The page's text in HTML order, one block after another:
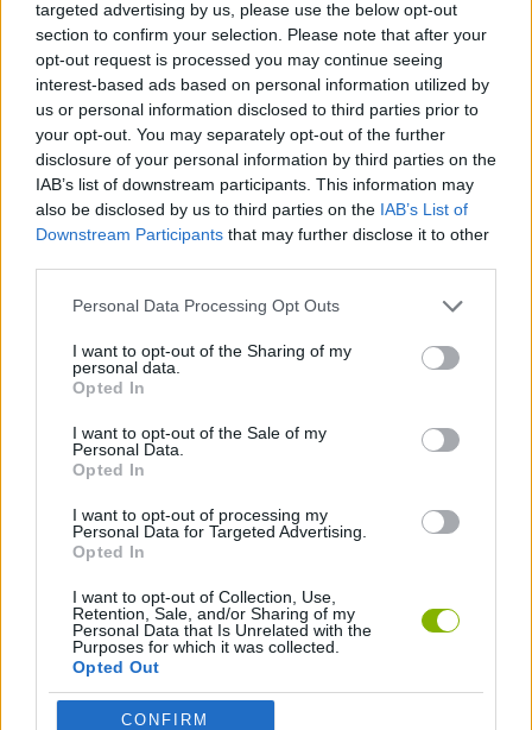
targeted advertising by us, please use the below opt-out
section to confirm your selection. Please note that after your
opt-out request is processed you may continue seeing
interest-based ads based on personal information utilized by
us or personal information disclosed to third parties prior to
your opt-out. You may separately opt-out of the further
disclosure of your personal information by third parties on the
IAB’s list of downstream participants. This information may
also be disclosed by us to third parties on the IAB’s List of
Downstream Participants that may further disclose it to other
Personal Data Processing Opt Outs
I want to opt-out of the Sharing of my
personal data.
Opted In
I want to opt-out of the Sale of my
Personal Data.
Opted In
I want to opt-out of processing my
Personal Data for Targeted Advertising.
Opted In
I want to opt-out of Collection, Use,
Retention, Sale, and/or Sharing of my
Personal Data that Is Unrelated with the
Purposes for which it was collected.
Opted Out
CONFIRM
dia!
Quem criou o Friday Night Funkin' vs
Slender Man?
Este mod foi desenvolvido por MrFlamin, CanonDev,
SmokeCannon e muitos mais artistas.
JOGOS DE HABILIDADE
COLEÇÕES DE JOGOS
JOGOS DE FRIDAY NIGHT FUNKIN
JOGOS DE MÚSICA
JOGOS DE RITMO
Mais recentes Jogos de Música VER TODOS